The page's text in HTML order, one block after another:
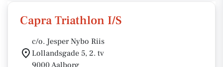
Capra Triathlon I/S
c/o. Jesper Nybo Riis
Lollandsgade 5, 2. tv
9000 Aalborg